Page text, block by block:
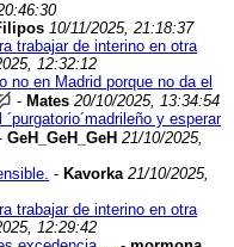
10/11/2025, 21:18:37
trabajar de interino en otra
12:32:12
no en Madrid porque no da el
- Mates 20/10/2025, 13:34:54
y esperar
GeH_GeH_GeH 21/10/2025,
- Kavorka 21/10/2025,
trabajar de interino en otra
12:29:42